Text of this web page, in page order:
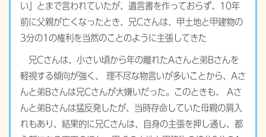
い」とまで言われていたが、遺言書を作っておらず、10年
前に父親が亡くなったとき、兄Cさんは、甲土地と甲建物の
3分の1の権利を当然のことのように主張してきた
兄Cさんは、小さい頃から年の離れたAさんと弟Bさんを
軽視する傾向が強く、 理不尽な物言いが多いことから、Aさ
んと弟Bさんは兄Cさんが大嫌いだった。このときも、 Aさ
んと弟Bさんは猛反発したが、当時存命していた母親の肩入
れもあり、結果的に兄Cさんは、自身の主張を押し通し、都